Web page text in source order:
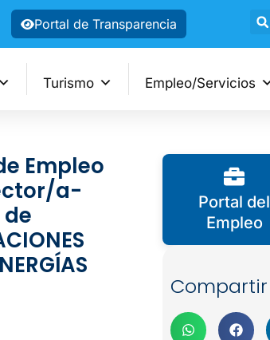
Portal de Transparencia
Turismo Empleo/Servicios
Empleo
a-
Portal del
Empleo
Compartir